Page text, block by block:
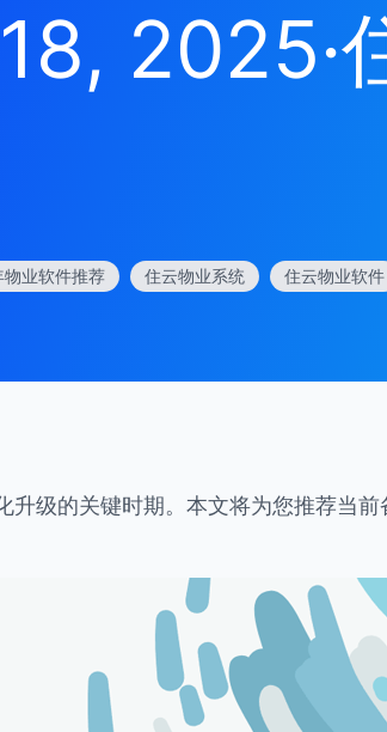
2025·
业软件推荐 住云物业系统 住云物业软件
级的关键时期。本文将为您推荐当前